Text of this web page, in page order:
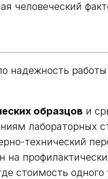
человеческий
надежность
образцов и
лабораторных
технический
на
стоимость